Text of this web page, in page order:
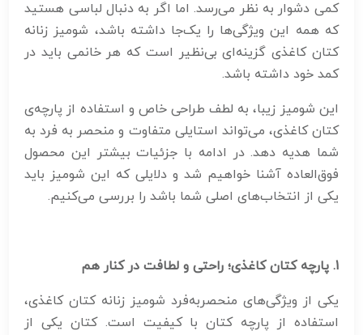
کمی دشوار به نظر می‌رسد. اما اگر به دنبال لباسی هستید
که همه این ویژگی‌ها را یک‌جا داشته باشد، شومیز زنانه
کتان کاغذی گزینه‌ای بی‌نظیر است که هر خانمی باید در
کمد خود داشته باشد.
این شومیز زیبا، به لطف طراحی خاص و استفاده از پارچه‌ی
کتان کاغذی، می‌تواند استایلی متفاوت و منحصر به فرد به
شما هدیه دهد. در ادامه با جزئیات بیشتر این محصول
فوق‌العاده آشنا خواهیم شد و دلایلی که این شومیز باید
یکی از انتخاب‌های اصلی شما باشد را بررسی می‌کنیم.
1. پارچه کتان کاغذی؛ راحتی و لطافت در کنار هم
یکی از ویژگی‌های منحصربه‌فرد شومیز زنانه کتان کاغذی،
استفاده از پارچه کتان با کیفیت است. کتان یکی از